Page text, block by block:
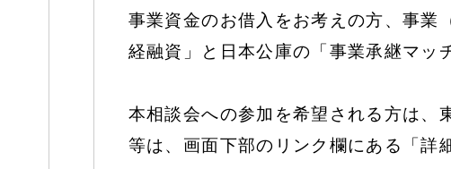
事業資金のお借入をお考えの方、事業
経融資」と日本公庫の「事業承継マッ
本相談会への参加を希望される方は、
等は、画面下部のリンク欄にある「詳